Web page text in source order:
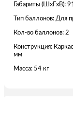
Габариты (ШxГxВ):
Тип баллонов: Для
Кол-во баллонов: 2
Конструкция:
мм
Масса: 54 кг